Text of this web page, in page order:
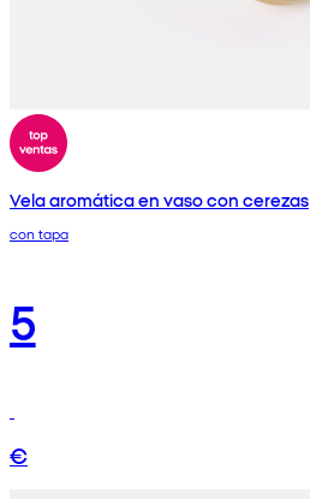
Vela aromática en vaso con cerezas
con tapa
5
€